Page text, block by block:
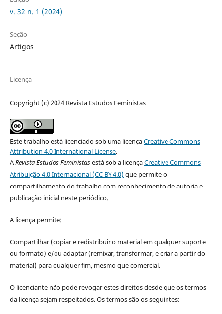
v. 32 n. 1 (2024)
Seção
Artigos
Licença
Copyright (c) 2024 Revista Estudos Feministas
Este trabalho está licenciado sob uma licençaCreative Commons
Attribution 4.0 International License.
ARevista Estudos Feministasestá sob a licençaCreative Commons
Atribuição 4.0 Internacional (CC BY 4.0) que permite o
compartilhamento do trabalho com reconhecimento de autoria e
publicação inicial neste periódico.
A licença permite:
Compartilhar (copiar e redistribuir o material em qualquer suporte
ou formato) e/ou adaptar (remixar, transformar, e criar a partir do
material) para qualquer fim, mesmo que comercial.
O licenciante não pode revogar estes direitos desde que os termos
da licença sejam respeitados. Os termos são os seguintes: